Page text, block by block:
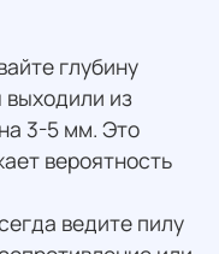
глубину
выходили из
3-5 мм. Это
вероятность
ведите пилу